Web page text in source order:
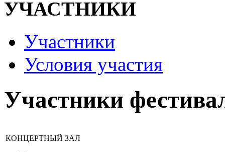
УЧАСТНИКИ
Участники
Условия участия
Участники
КОНЦЕРТНЫЙ ЗАЛ